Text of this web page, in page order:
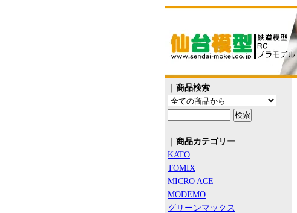
｜商品検索
｜商品カテゴリー
KATO
TOMIX
MICRO ACE
MODEMO
グリーンマックス